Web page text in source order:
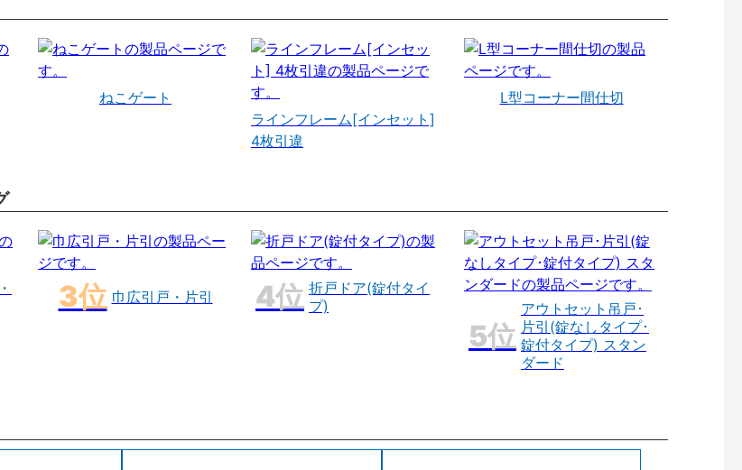
ねこゲート
ラインフレーム[インセット]
4枚引違
L型コーナー間仕切
巾広引戸・片引
折戸ドア(錠付タイ
プ)
アウトセット吊戸･
片引(錠なしタイプ･
錠付タイプ) スタン
ダード